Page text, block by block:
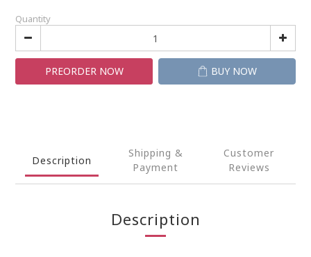
Quantity
PREORDER NOW BUY NOW
Description
Shipping &
Payment
Customer
Reviews
Description